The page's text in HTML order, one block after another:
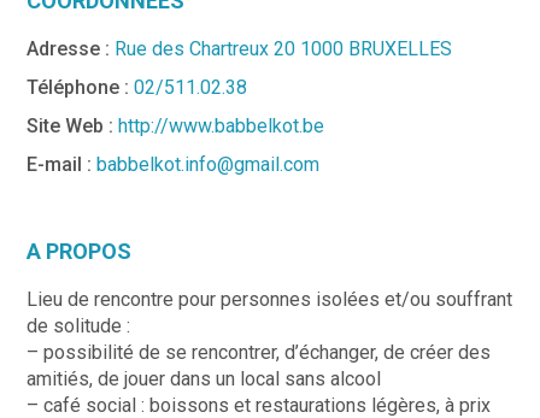
Adresse : Rue des Chartreux 20 1000 BRUXELLES
Téléphone :02/511.02.38
Site Web : http://www.babbelkot.be
E-mail : babbelkot.info@gmail.com
A PROPOS
Lieu de rencontre pour personnes isolées et/ou souffrant
de solitude :
– possibilité de se rencontrer, d’échanger, de créer des
amitiés, de jouer dans un local sans alcool
– café social : boissons et restaurations légères, à prix